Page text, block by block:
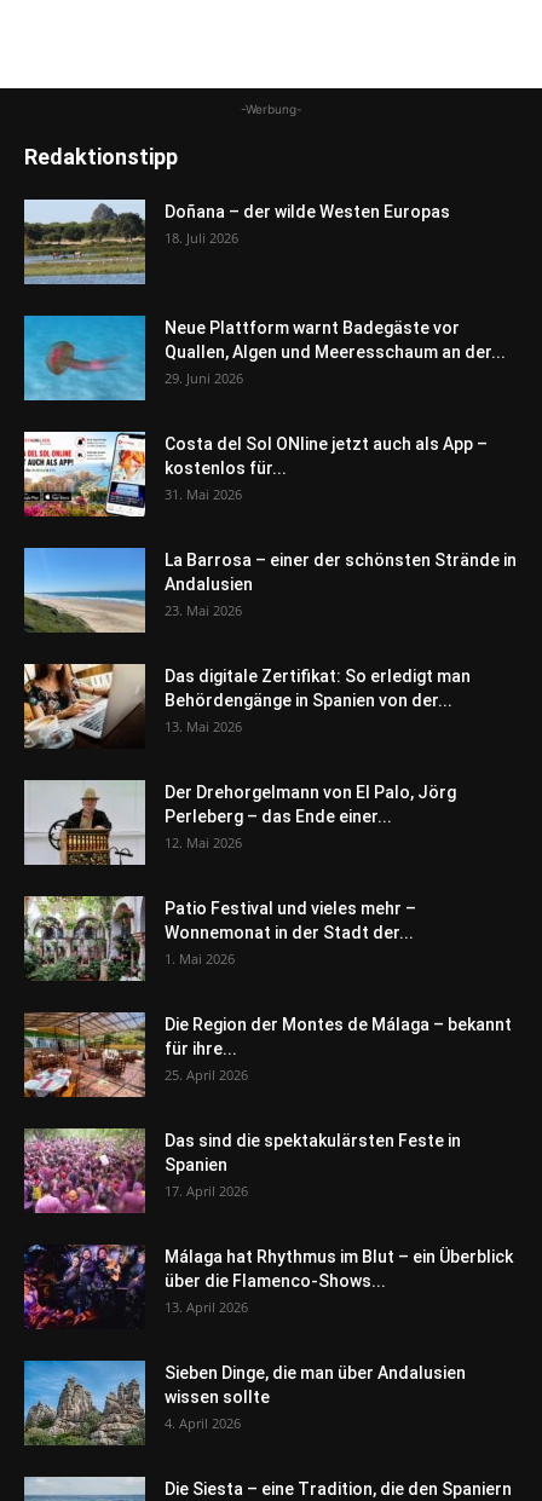
-Werbung-
Redaktionstipp
Doñana – der wilde Westen Europas
18. Juli 2026
Neue Plattform warnt Badegäste vor
Quallen, Algen und Meeresschaum an der...
29. Juni 2026
Costa del Sol ONline jetzt auch als App –
kostenlos für...
31. Mai 2026
La Barrosa – einer der schönsten Strände in
Andalusien
23. Mai 2026
Das digitale Zertifikat: So erledigt man
Behördengänge in Spanien von der...
13. Mai 2026
Der Drehorgelmann von El Palo, Jörg
Perleberg – das Ende einer...
12. Mai 2026
Patio Festival und vieles mehr –
Wonnemonat in der Stadt der...
1. Mai 2026
Die Region der Montes de Málaga – bekannt
für ihre...
25. April 2026
Das sind die spektakulärsten Feste in
Spanien
17. April 2026
Málaga hat Rhythmus im Blut – ein Überblick
über die Flamenco-Shows...
13. April 2026
Sieben Dinge, die man über Andalusien
wissen sollte
4. April 2026
Die Siesta – eine Tradition, die den Spaniern